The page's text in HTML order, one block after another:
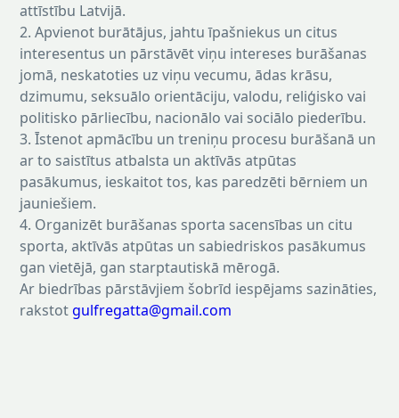
attīstību Latvijā.
2. Apvienot burātājus, jahtu īpašniekus un citus
interesentus un pārstāvēt viņu intereses burāšanas
jomā, neskatoties uz viņu vecumu, ādas krāsu,
dzimumu, seksuālo orientāciju, valodu, reliģisko vai
politisko pārliecību, nacionālo vai sociālo piederību.
3. Īstenot apmācību un treniņu procesu burāšanā un
ar to saistītus atbalsta un aktīvās atpūtas
pasākumus, ieskaitot tos, kas paredzēti bērniem un
jauniešiem.
4. Organizēt burāšanas sporta sacensības un citu
sporta, aktīvās atpūtas un sabiedriskos pasākumus
gan vietējā, gan starptautiskā mērogā.
Ar biedrības pārstāvjiem šobrīd iespējams sazināties,
rakstot gulfregatta@gmail.com